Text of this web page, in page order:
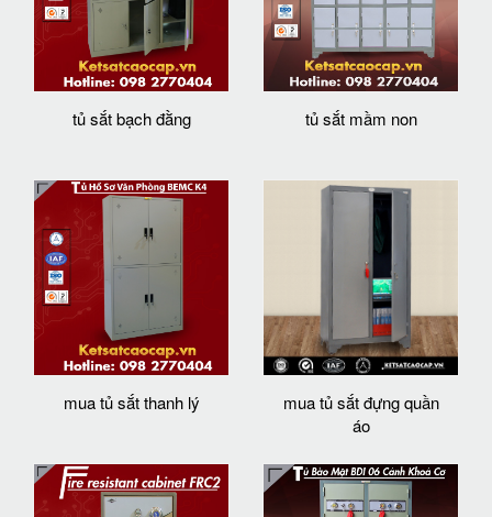
tủ sắt bạch đằng tủ sắt mầm non
mua tủ sắt thanh lý
mua tủ sắt đựng quần
áo